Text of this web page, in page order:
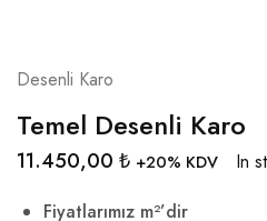
Desenli Karo
Temel Desenli Karo
11.450,00 ₺ +20% KDV
In
Fiyatlarımız m²’dir